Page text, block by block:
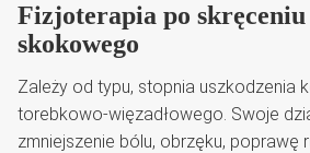
Fizjoterapia po skręceniu
skokowego
Zależy od typu, stopnia uszkodzenia
torebkowo-więzadłowego. Swoje
zmniejszenie bólu, obrzęku, poprawę